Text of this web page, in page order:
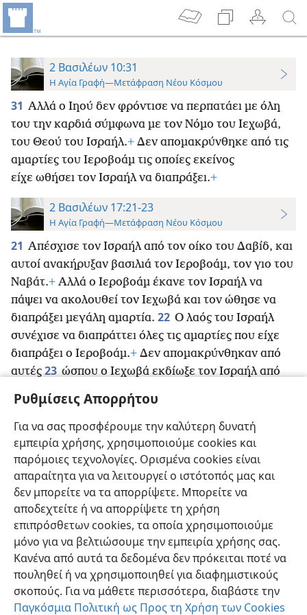
Ρυθμίσεις Απορρήτου
Για να σας προσφέρουμε την καλύτερη δυνατή
εμπειρία χρήσης, χρησιμοποιούμε cookies και
παρόμοιες τεχνολογίες. Ορισμένα cookies είναι
απαραίτητα για να λειτουργεί ο ιστότοπός μας και
δεν μπορείτε να τα απορρίψετε. Μπορείτε να
αποδεχτείτε ή να απορρίψετε τη χρήση
επιπρόσθετων cookies, τα οποία χρησιμοποιούμε
μόνο για να βελτιώσουμε την εμπειρία χρήσης σας.
Κανένα από αυτά τα δεδομένα δεν πρόκειται ποτέ να
πουληθεί ή να χρησιμοποιηθεί για διαφημιστικούς
σκοπούς. Για να μάθετε περισσότερα, διαβάστε την
Παγκόσμια Πολιτική ως Προς τη Χρήση των Cookies
2 Βασιλέων 10:31
Η Αγία Γραφή—Μετάφραση Νέου Κόσμου
31 Αλλά ο Ιηού δεν φρόντισε να περπατάει με όλη
του την καρδιά σύμφωνα με τον Νόμο του Ιεχωβά,
του Θεού του Ισραήλ.+ Δεν απομακρύνθηκε από τις
αμαρτίες του Ιεροβοάμ τις οποίες εκείνος
είχε ωθήσει τον Ισραήλ να διαπράξει.+
2 Βασιλέων 17:21-23
Η Αγία Γραφή—Μετάφραση Νέου Κόσμου
21 Απέσχισε τον Ισραήλ από τον οίκο του Δαβίδ, και
αυτοί ανακήρυξαν βασιλιά τον Ιεροβοάμ, τον γιο του
Ναβάτ.+ Αλλά ο Ιεροβοάμ έκανε τον Ισραήλ να
πάψει να ακολουθεί τον Ιεχωβά και τον ώθησε να
διαπράξει μεγάλη αμαρτία. 22 Ο λαός του Ισραήλ
συνέχισε να διαπράττει όλες τις αμαρτίες που είχε
διαπράξει ο Ιεροβοάμ.+ Δεν απομακρύνθηκαν από
αυτές23 ώσπου ο Ιεχωβά εκδίωξε τον Ισραήλ από
υπηρετών του των προφητών.
εξορίστηκε από τη γη του στην Ασσυρία,+όπου
παραμένει μέχρι σήμερα.
Ελληνική Προτιμήσεις
Copyright © 2026 Watch Tower Bible and Tract Society of Pennsylvania
Όροι Χρήσης Πολιτική Απορρήτου
Ρυθμίσεις Απορρήτου
JW.ORG
Σύνδεση